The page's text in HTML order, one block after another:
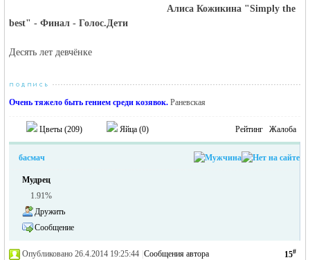
Алиса Кожикина "Simply the
best" - Финал - Голос.Дети
Десять лет девчёнке
Очень тяжело быть гением среди козявок. Раневская
Цветы (209) Яйца (0) Рейтинг Жалоба
басмач
Мудрец
1.91%
Дружить
Сообщение
15#
Опубликовано 26.4.2014 19:25:44 Сообщения автора